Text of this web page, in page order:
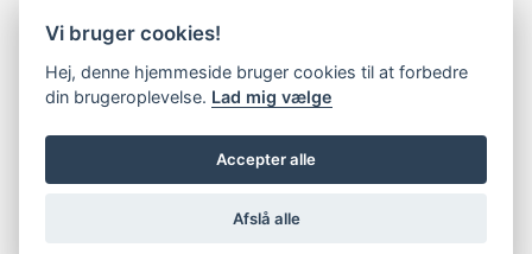
support@netfugl.dk
copyright © 2002-2023
Vi bruger cookies!
Hej, denne hjemmeside bruger cookies til at forbedre
din brugeroplevelse. Lad mig vælge
Accepter alle
Afslå alle